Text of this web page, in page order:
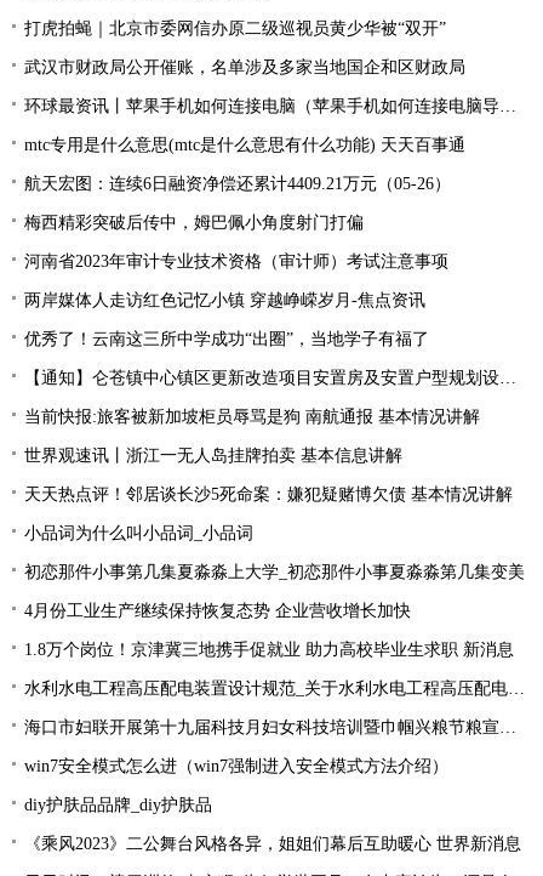
打虎拍蝇｜北京市委网信办原二级巡视员黄少华被“双开”
武汉市财政局公开催账，名单涉及多家当地国企和区财政局
环球最资讯丨苹果手机如何连接电脑（苹果手机如何连接电脑导出照片）
mtc专用是什么意思(mtc是什么意思有什么功能) 天天百事通
航天宏图：连续6日融资净偿还累计4409.21万元（05-26）
梅西精彩突破后传中，姆巴佩小角度射门打偏
河南省2023年审计专业技术资格（审计师）考试注意事项
两岸媒体人走访红色记忆小镇 穿越峥嵘岁月-焦点资讯
优秀了！云南这三所中学成功“出圈”，当地学子有福了
【通知】仑苍镇中心镇区更新改造项目安置房及安置户型规划设计征求意见... 天天快资讯
当前快报:旅客被新加坡柜员辱骂是狗 南航通报 基本情况讲解
世界观速讯丨浙江一无人岛挂牌拍卖 基本信息讲解
天天热点评！邻居谈长沙5死命案：嫌犯疑赌博欠债 基本情况讲解
小品词为什么叫小品词_小品词
初恋那件小事第几集夏淼淼上大学_初恋那件小事夏淼淼第几集变美
4月份工业生产继续保持恢复态势 企业营收增长加快
1.8万个岗位！京津冀三地携手促就业 助力高校毕业生求职 新消息
水利水电工程高压配电装置设计规范_关于水利水电工程高压配电装置设计规范简述-今头条
海口市妇联开展第十九届科技月妇女科技培训暨巾帼兴粮节粮宣传活动
win7安全模式怎么进（win7强制进入安全模式方法介绍）
diy护肤品品牌_diy护肤品
《乘风2023》二公舞台风格各异，姐姐们幕后互助暖心 世界新消息